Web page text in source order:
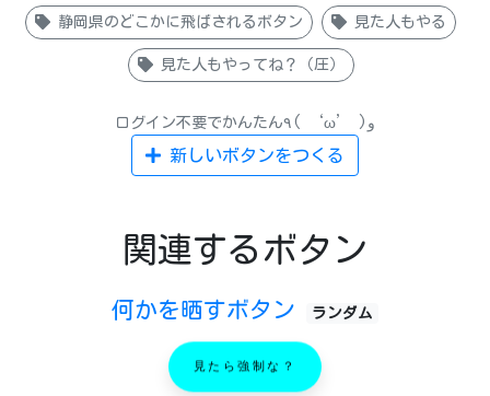
静岡県のどこかに飛ばされるボタン 見た人もやる
見た人もやってね？（圧）
ログイン不要でかんたん٩( ‘ω’ )و
新しいボタンをつくる
関連するボタン
何かを晒すボタン ランダム
見たら強制な？